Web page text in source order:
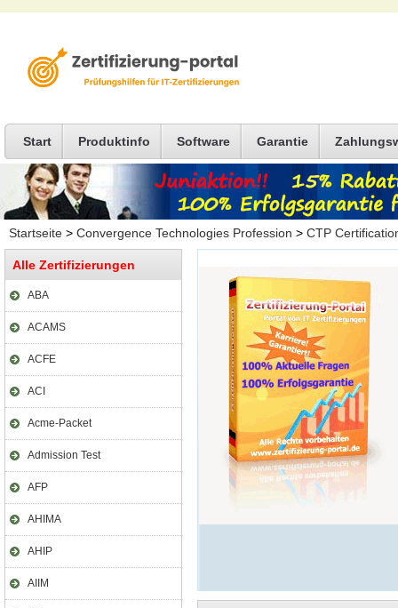
Start Produktinfo Software Garantie
Startseite > Convergence Technologies Profession > CTP
Alle Zertifizierungen
ABA
ACAMS
ACFE
ACI
Acme-Packet
Admission Test
AFP
AHIMA
AHIP
AIIM